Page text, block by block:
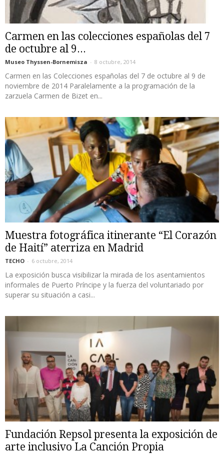
Carmen en las colecciones españolas del 7
de octubre al 9...
Museo Thyssen-Bornemisza - 8 octubre, 2014
Carmen en las Colecciones españolas del 7 de octubre al 9 de
noviembre de 2014 Paralelamente a la programación de la
zarzuela Carmen de Bizet en...
Muestra fotográfica itinerante “El Corazón
de Haití” aterriza en Madrid
TECHO - 6 octubre, 2014
La exposición busca visibilizar la mirada de los asentamientos
informales de Puerto Príncipe y la fuerza del voluntariado por
superar su situación a casi...
Fundación Repsol presenta la exposición de
arte inclusivo La Canción Propia